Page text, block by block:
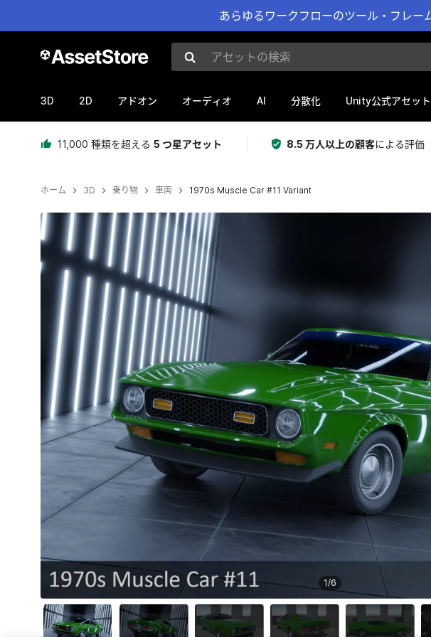
あらゆるワークフローのツール・フレー
アセットの検索
3D 2D アドオン オーディオ AI 分散化 Unity公式アセット
11,000 種類を超える 5 つ星アセット 8.5 万人以上の顧客による評価
ホーム 3D 乗り物 車両 1970s Muscle Car #11 Variant
現在のスライド：1 / 6
1/6